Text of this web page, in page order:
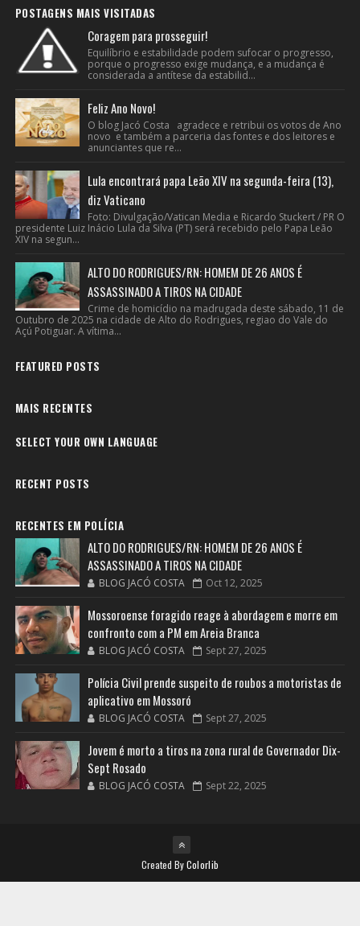
POSTAGENS MAIS VISITADAS
Coragem para prosseguir!
Equilíbrio e estabilidade podem sufocar o progresso,
porque o progresso exige mudança, e a mudança é
considerada a antítese da estabilid...
Feliz Ano Novo!
O blog Jacó Costa agradece e retribui os votos de Ano
novo e também a parceria das fontes e dos leitores e
anunciantes que re...
Lula encontrará papa Leão XIV na segunda-feira (13),
diz Vaticano
Foto: Divulgação/Vatican Media e Ricardo Stuckert / PR O
presidente Luiz Inácio Lula da Silva (PT) será recebido pelo Papa Leão
XIV na segun...
ALTO DO RODRIGUES/RN: HOMEM DE 26 ANOS É
ASSASSINADO A TIROS NA CIDADE
Crime de homicídio na madrugada deste sábado, 11 de
Outubro de 2025 na cidade de Alto do Rodrigues, regiao do Vale do
Açú Potiguar. A vítima...
FEATURED POSTS
MAIS RECENTES
SELECT YOUR OWN LANGUAGE
RECENT POSTS
RECENTES EM POLÍCIA
ALTO DO RODRIGUES/RN: HOMEM DE 26 ANOS É
ASSASSINADO A TIROS NA CIDADE
BLOG JACÓ COSTA Oct 12, 2025
Mossoroense foragido reage à abordagem e morre em
confronto com a PM em Areia Branca
BLOG JACÓ COSTA Sept 27, 2025
Polícia Civil prende suspeito de roubos a motoristas de
aplicativo em Mossoró
BLOG JACÓ COSTA Sept 27, 2025
Jovem é morto a tiros na zona rural de Governador Dix-
Sept Rosado
BLOG JACÓ COSTA Sept 22, 2025
Created ByColorlib